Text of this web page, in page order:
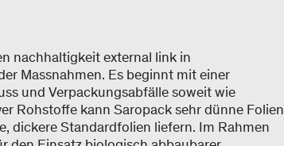
nachhaltigkeit external link in
Massnahmen. Es beginnt mit einer
und Verpackungsabfälle soweit wie
Rohstoffe kann Saropack sehr dünne Folien
dickere Standardfolien liefern. Im Rahmen